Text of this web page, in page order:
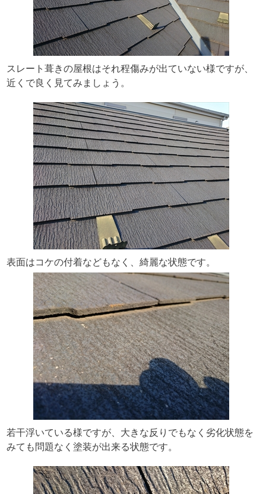
スレート葺きの屋根はそれ程傷みが出ていない様ですが、
近くで良く見てみましょう。
表面はコケの付着などもなく、綺麗な状態です。
若干浮いている様ですが、大きな反りでもなく劣化状態を
みても問題なく塗装が出来る状態です。